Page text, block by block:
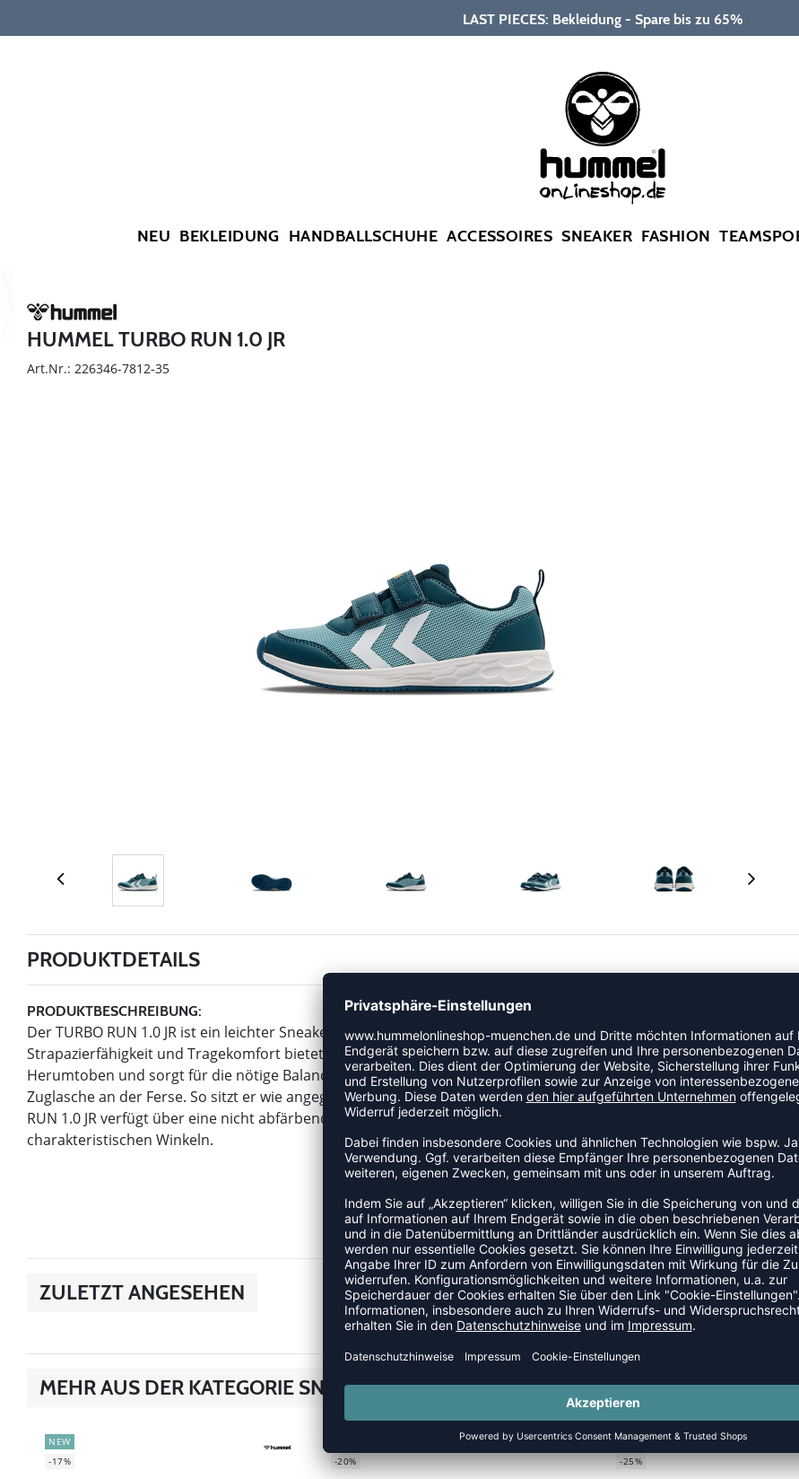
LAST PIECES: Bekleidung - Spare bis zu 65%
NEU BEKLEIDUNG HANDBALLSCHUHE ACCESSOIRES SNEAKER FASHION
HUMMEL TURBO RUN 1.0 JR
Art.Nr.: 226346-7812-35
PRODUKTDETAILS
PRODUKTBESCHREIBUNG:
Der TURBO RUN 1.0 JR ist ein leichter Sneaker, der dank einem Obermaterial aus Mesh und PU
Strapazierfähigkeit und Tragekomfort bietet. Die robuste EVA-Außensohle stärkt den Fuß deines Kindes beim
Herumtoben und sorgt für die nötige Balance. Dieser Sneaker verfügt über zuschneidbare Klettriemen und eine
Zuglasche an der Ferse. So sitzt er wie angegossen und kann schnell wieder ausgezogen werden. Der TURBO
RUN 1.0 JR verfügt über eine nicht abfärbende Sohle und ein Design mit Hotmelt-Einsätzen sowie unseren
charakteristischen Winkeln.
ZULETZT ANGESEHEN
MEHR AUS DER KATEGORIE SNEAKER
NEW
-17%
-20%
NEW
-25%